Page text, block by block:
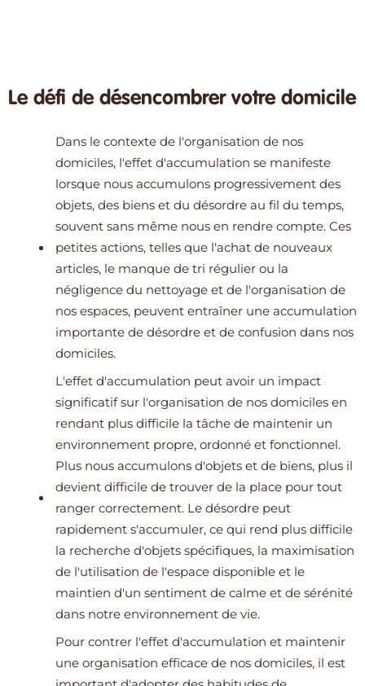
Le défi de désencombrer votre domicile
Dans le contexte de l'organisation de nos
domiciles, l'effet d'accumulation se manifeste
lorsque nous accumulons progressivement des
objets, des biens et du désordre au fil du temps,
souvent sans même nous en rendre compte. Ces
petites actions, telles que l'achat de nouveaux
articles, le manque de tri régulier ou la
négligence du nettoyage et de l'organisation de
nos espaces, peuvent entraîner une accumulation
importante de désordre et de confusion dans nos
domiciles.
L'effet d'accumulation peut avoir un impact
significatif sur l'organisation de nos domiciles en
rendant plus difficile la tâche de maintenir un
environnement propre, ordonné et fonctionnel.
Plus nous accumulons d'objets et de biens, plus il
devient difficile de trouver de la place pour tout
ranger correctement. Le désordre peut
rapidement s'accumuler, ce qui rend plus difficile
la recherche d'objets spécifiques, la maximisation
de l'utilisation de l'espace disponible et le
maintien d'un sentiment de calme et de sérénité
dans notre environnement de vie.
Pour contrer l'effet d'accumulation et maintenir
une organisation efficace de nos domiciles, il est